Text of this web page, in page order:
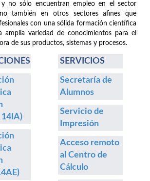
y no sólo encuentran empleo en el sector
también en otros sectores afines que
con una sólida formación científica
amplia variedad de conocimientos para el
de sus productos, sistemas y procesos.
SERVICIOS
Secretaría de
Alumnos
Servicio de
Impresión
Acceso remoto
al Centro de
Cálculo